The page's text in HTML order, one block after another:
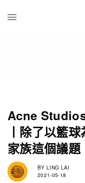
Acne
丨除了以籃
家族這個議題
BY LING LAI
2021-05-18